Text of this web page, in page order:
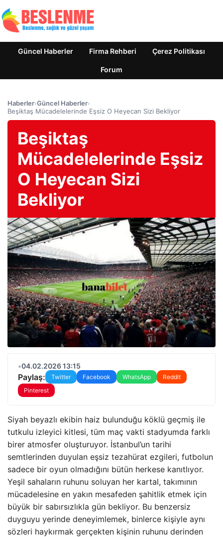
Güncel Haberler Firma Rehberi Çerez Politikası
Forum
Haberler›Güncel Haberler›
Beşiktaş Mücadelelerinde Eşsiz O Heyecan Sizi Bekliyor
Beşiktaş
Mücadelelerinde Eşsiz
O Heyecan Sizi
Bekliyor
•04.02.2026 13:15
Paylaş: Twitter Facebook WhatsApp
Reddit
Pinterest
Siyah beyazlı ekibin haiz bulunduğu köklü geçmiş ile
tutkulu izleyici kitlesi, tüm maç vakti stadyumda farklı
birer atmosfer oluşturuyor. İstanbul’un tarihi
semtlerinden duyulan eşsiz tezahürat ezgileri, futbolun
sadece bir oyun olmadığını bütün herkese kanıtlıyor.
Yeşil sahaların ruhunu soluyan her kartal, takımının
mücadelesine en yakın mesafeden şahitlik etmek için
büyük bir sabırsızlıkla gün bekliyor. Bu benzersiz
duyguyu yerinde deneyimlemek, binlerce kişiyle aynı
sözleri haykırmak gerçekten kişinin ruhunu derinden